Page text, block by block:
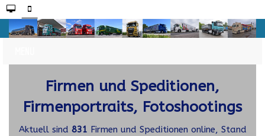
Firmen und Speditionen,
Firmenportraits, Fotoshootings
Aktuell sind 831 Firmen und Speditionen online, Stand